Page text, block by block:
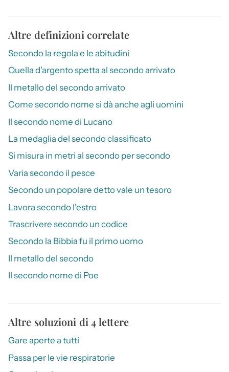
Altre definizioni correlate
Secondo la regola e le abitudini
Quella d’argento spetta al secondo arrivato
Il metallo del secondo arrivato
Come secondo nome si dà anche agli uomini
Il secondo nome di Lucano
La medaglia del secondo classificato
Si misura in metri al secondo per secondo
Varia secondo il pesce
Secondo un popolare detto vale un tesoro
Lavora secondo l’estro
Trascrivere secondo un codice
Secondo la Bibbia fu il primo uomo
Il metallo del secondo
Il secondo nome di Poe
Altre soluzioni di 4 lettere
Gare aperte a tutti
Passa per le vie respiratorie